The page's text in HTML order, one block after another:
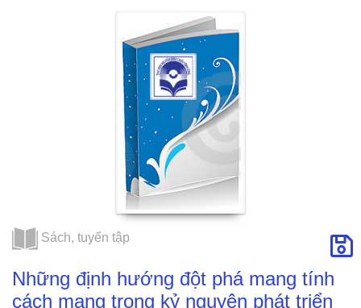
nguyên phát triển
mới của đất nước
/ Bùi Đình Phong,
Nguyễn An Ninh,
Nguyễn Viết
Thảo... ; B.s.:
Nguyễn Mạnh
Hùng
Sách, tuyển tập
Những định hướng đột phá mang tính
cách mạng trong kỷ nguyên phát triển